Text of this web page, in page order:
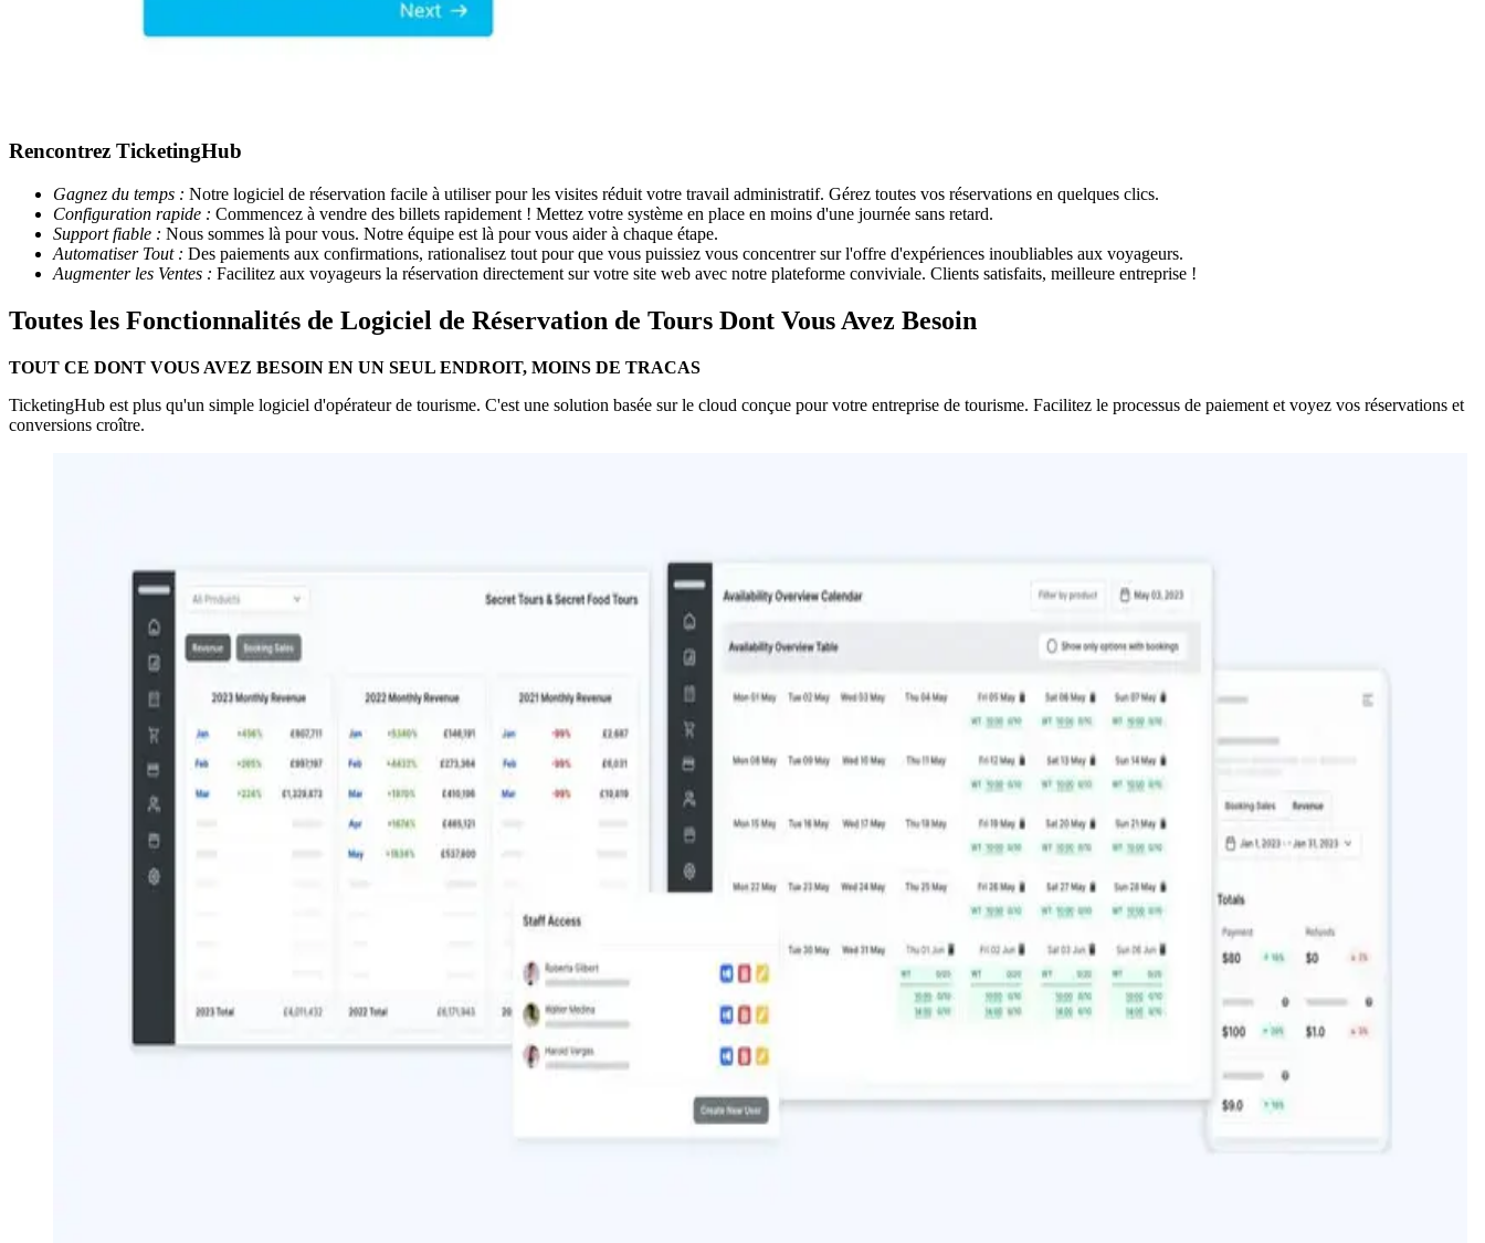
Rencontrez TicketingHub
Gagnez du temps : Notre logiciel de réservation facile à utiliser pour les visites réduit votre travail administratif. Gérez toutes vos réservations en quelques clics.
Configuration rapide : Commencez à vendre des billets rapidement ! Mettez votre système en place en moins d'une journée sans retard.
Support fiable : Nous sommes là pour vous. Notre équipe est là pour vous aider à chaque étape.
Automatiser Tout : Des paiements aux confirmations, rationalisez tout pour que vous puissiez vous concentrer sur l'offre d'expériences inoubliables aux voyageurs.
Augmenter les Ventes : Facilitez aux voyageurs la réservation directement sur votre site web avec notre plateforme conviviale. Clients satisfaits, meilleure entreprise !
Toutes les Fonctionnalités de Logiciel de Réservation de Tours Dont Vous Avez Besoin
TOUT CE DONT VOUS AVEZ BESOIN EN UN SEUL ENDROIT, MOINS DE TRACAS
TicketingHub est plus qu'un simple logiciel d'opérateur de tourisme. C'est une solution basée sur le cloud conçue pour votre entreprise de tourisme. Facilitez le processus de paiement et voyez vos réservations et
conversions croître.